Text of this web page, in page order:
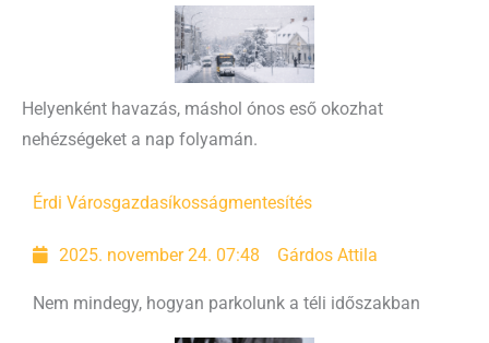
Helyenként havazás, máshol ónos eső okozhat
nehézségeket a nap folyamán.
Érdi Városgazdasíkosságmentesítés
2025. november 24. 07:48 Gárdos Attila
Nem mindegy, hogyan parkolunk a téli időszakban